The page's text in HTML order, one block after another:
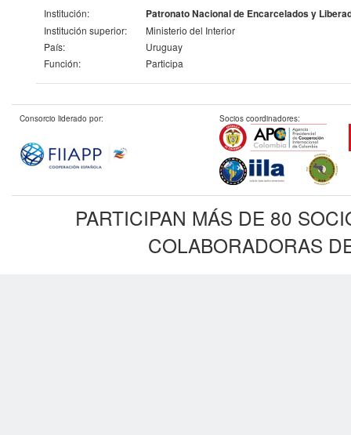
Institución: Patronato Nacional de Encarcelados y
Institución superior:
Ministerio del Interior
País:
Uruguay
Función:
Participa
Consorcio liderado por: Socios coordinadores:
PARTICIPAN MÁS DE 80
COLABORADORAS